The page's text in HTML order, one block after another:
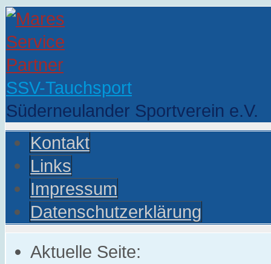
SSV-Tauchsport
Süderneulander Sportverein e.V.
Kontakt
Links
Impressum
Datenschutzerklärung
Aktuelle Seite: